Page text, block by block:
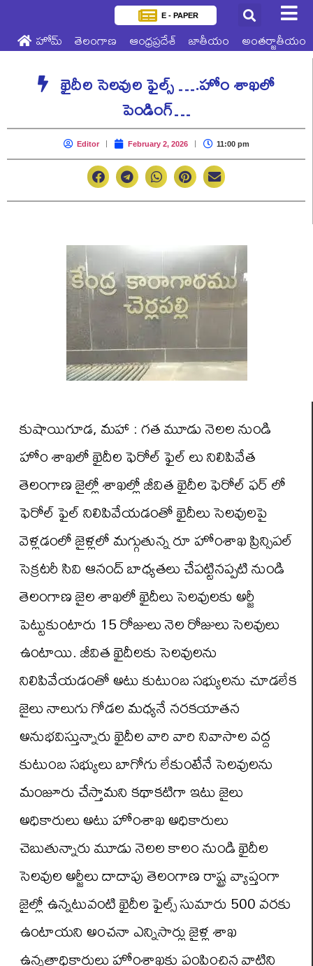
E - PAPER
హోమ్ తెలంగాణ ఆంధ్రప్రదేశ్ జాతీయం అంతర్జాతీయం
ఖైదీల సెలవుల ఫైల్స్ ….హోం శాఖలో
పెండింగ్…
Editor February 2, 2026 11:00 pm
కుషాయిగూడ, మహా : గత మూడు నెలల నుండి
హోం శాఖలో ఖైదీల ఫెరోల్ ఫైల్ లు నిలిపివేత
తెలంగాణ జైల్లో శాఖల్లో జీవిత ఖైదీల ఫెరోల్ ఫర్ లో
ఫెరోల్ ఫైల్ నిలిపివేయడంతో ఖైదీలు సెలవులపై
వెళ్లడంలో జైళ్లలో మగ్గుతున్న రూ హోంశాఖ ప్రిన్సిపల్
సెక్రటరీ సివి ఆనంద్ బాధ్యతలు చేపట్టినప్పటి నుండి
తెలంగాణ జైల శాఖలో ఖైదీలు సెలవులకు అర్జీ
పెట్టుకుంటారు 15 రోజులు నెల రోజులు సెలవులు
ఉంటాయి. జీవిత ఖైదీలకు సెలవులను
నిలిపివేయడంతో అటు కుటుంబ సభ్యులను చూడలేక
జైలు నాలుగు గోడల మధ్యనే నరకయాతన
అనుభవిస్తున్నారు ఖైదీల వారి వారి నివాసాల వద్ద
కుటుంబ సభ్యులు బాగోగు లేకుంటేనే సెలవులను
మంజూరు చేస్తామని కథాకటిగా ఇటు జైలు
అధికారులు అటు హోంశాఖ అధికారులు
చెబుతున్నారు మూడు నెలల కాలం నుండి ఖైదీల
సెలవుల అర్జీలు దాదాపు తెలంగాణ రాష్ట్ర వ్యాప్తంగా
జైల్లో ఉన్నటువంటి ఖైదీల ఫైల్స్ సుమారు 500 వరకు
ఉంటాయని అంచనా ఎన్నిసార్లు జైళ్ల శాఖ
ఉన్నతాధికారులు హోంశాఖకు పంపించిన వాటిని